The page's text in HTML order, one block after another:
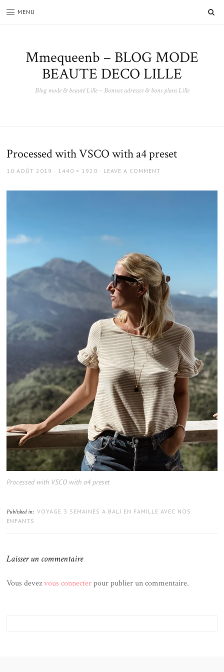
MENU
Mmequeenb – BLOG MODE
BEAUTE DECO LILLE
Blog mode & beauté Lille – Bonnes adresses & bons plans Lille
Processed with VSCO with a4 preset
POSTED
10 AOÛT 2019
FULL
1440 × 1920 LEAVE A COMMENT
Processed with VSCO with a4 preset
Published in: VOYAGE 3 SEMAINES A BALI EN FAMILLE AVEC NOS
ENFANTS
Laisser un commentaire
Vous devezvous connecterpour publier un commentaire.